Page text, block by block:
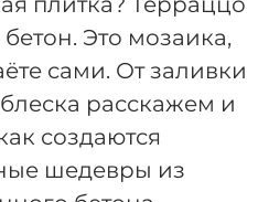
Это мозаика,
сами. От заливки
расскажем и
создаются
шедевры из